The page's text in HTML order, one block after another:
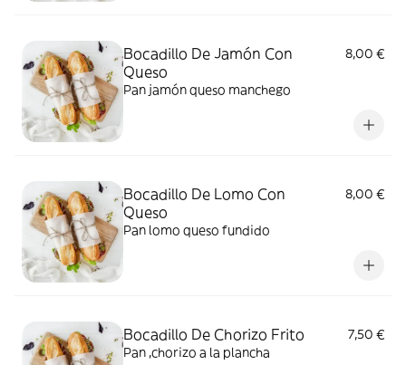
Bocadillo De Jamón Con
Queso
8,00 €
Pan jamón queso manchego
Bocadillo De Lomo Con
Queso
8,00 €
Pan lomo queso fundido
Bocadillo De Chorizo Frito
7,50 €
Pan ,chorizo a la plancha